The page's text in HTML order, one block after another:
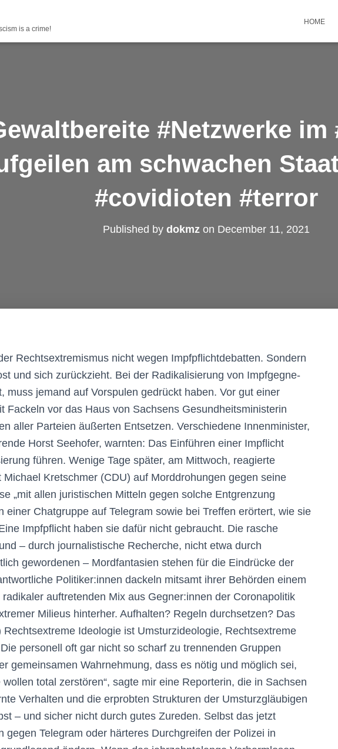
is a crime!
HOME
#Netzwerke im
am schwachen
#covidioten #terror
Published by dokmz on December 11, 2021
Rechtsextremismus nicht wegen Impfpflichtdebatten. Sondern
und sich zurückzieht. Bei der Radikalisierung von Impf­geg­ne­
muss jemand auf Vorspulen gedrückt haben. Vor gut einer
Fackeln vor das Haus von Sachsens Gesundheitsministerin
aller Parteien äußerten Entsetzen. Verschiedene Innenminister,
Horst Seehofer, warnten: Das Einführen einer Impflicht
führen. Wenige Tage später, am Mittwoch, reagierte
Kretschmer (CDU) auf Morddrohungen gegen seine
„mit allen juristischen Mitteln gegen solche Entgrenzung
einer Chatgruppe auf Telegram sowie bei Treffen erörtert, wie sie
Impfpflicht haben sie dafür nicht gebraucht. Die rasche
– durch journalistische Recherche, nicht etwa durch
gewordenen – Mordfantasien stehen für die Eindrücke der
Po­li­ti­ke­r:in­nen dackeln mitsamt ihrer Behörden einem
auftretenden Mix aus Geg­ne­r:in­nen der Coronapolitik
Milieus hinterher. Aufhalten? Regeln durchsetzen? Das
Ideologie ist Umsturzideologie, Rechtsextreme
personell oft gar nicht so scharf zu trennenden Gruppen
gemeinsamen Wahrnehmung, dass es nötig und möglich sei,
total zerstören“, sagte mir eine Reporterin, die in Sachsen
Verhalten und die erprobten Strukturen der Umsturzgläubigen
– und ­sicher nicht durch gutes Zureden. Selbst das jetzt
gegen Telegram oder härteres Durchgreifen der Polizei in